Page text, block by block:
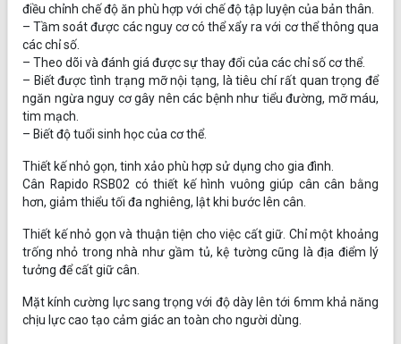
điều chỉnh chế độ ăn phù hợp với chế độ tập luyện của bản thân.
– Tầm soát được các nguy cơ có thể xẩy ra với cơ thể thông qua
các chỉ số.
– Theo dõi và đánh giá được sự thay đổi của các chỉ số cơ thể.
– Biết được tình trạng mỡ nội tạng, là tiêu chí rất quan trọng để
ngăn ngừa nguy cơ gây nên các bệnh như tiểu đường, mỡ máu,
tim mạch.
– Biết độ tuổi sinh học của cơ thể.
Thiết kế nhỏ gọn, tinh xảo phù hợp sử dụng cho gia đình.
Cân Rapido RSB02 có thiết kế hình vuông giúp cân cân bằng
hơn, giảm thiểu tối đa nghiêng, lật khi bước lên cân.
Thiết kế nhỏ gọn và thuận tiện cho việc cất giữ. Chỉ một khoảng
trống nhỏ trong nhà như gầm tủ, kệ tường cũng là địa điểm lý
tưởng để cất giữ cân.
Mặt kính cường lực sang trọng với độ dày lên tới 6mm khả năng
chịu lực cao tạo cảm giác an toàn cho người dùng.